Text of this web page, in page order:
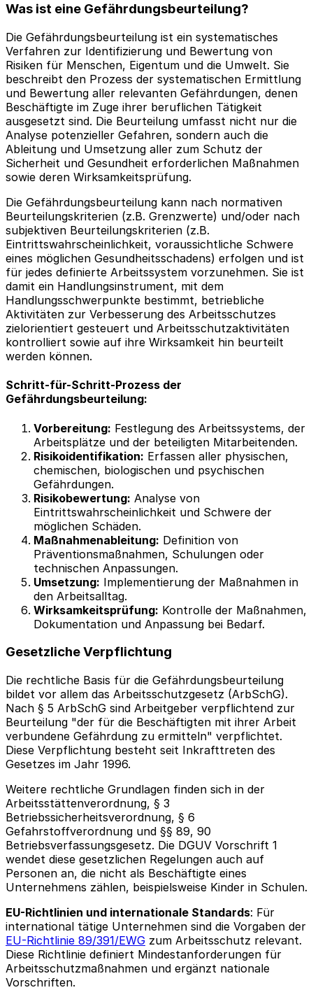
Was ist eine Gefährdungsbeurteilung?
Die Gefährdungsbeurteilung ist ein systematisches
Verfahren zur Identifizierung und Bewertung von
Risiken für Menschen, Eigentum und die Umwelt. Sie
beschreibt den Prozess der systematischen Ermittlung
und Bewertung aller relevanten Gefährdungen, denen
Beschäftigte im Zuge ihrer beruflichen Tätigkeit
ausgesetzt sind. Die Beurteilung umfasst nicht nur die
Analyse potenzieller Gefahren, sondern auch die
Ableitung und Umsetzung aller zum Schutz der
Sicherheit und Gesundheit erforderlichen Maßnahmen
sowie deren Wirksamkeitsprüfung.
Die Gefährdungsbeurteilung kann nach normativen
Beurteilungskriterien (z.B. Grenzwerte) und/oder nach
subjektiven Beurteilungskriterien (z.B.
Eintrittswahrscheinlichkeit, voraussichtliche Schwere
eines möglichen Gesundheitsschadens) erfolgen und ist
für jedes definierte Arbeitssystem vorzunehmen. Sie ist
damit ein Handlungsinstrument, mit dem
Handlungsschwerpunkte bestimmt, betriebliche
Aktivitäten zur Verbesserung des Arbeitsschutzes
zielorientiert gesteuert und Arbeitsschutzaktivitäten
kontrolliert sowie auf ihre Wirksamkeit hin beurteilt
werden können.
Schritt-für-Schritt-Prozess der
Gefährdungsbeurteilung:
Vorbereitung: Festlegung des Arbeitssystems, der
Arbeitsplätze und der beteiligten Mitarbeitenden.
Risikoidentifikation: Erfassen aller physischen,
chemischen, biologischen und psychischen
Gefährdungen.
Risikobewertung: Analyse von
Eintrittswahrscheinlichkeit und Schwere der
möglichen Schäden.
Maßnahmenableitung: Definition von
Präventionsmaßnahmen, Schulungen oder
technischen Anpassungen.
Umsetzung: Implementierung der Maßnahmen in
den Arbeitsalltag.
Wirksamkeitsprüfung: Kontrolle der Maßnahmen,
Dokumentation und Anpassung bei Bedarf.
Gesetzliche Verpflichtung
Die rechtliche Basis für die Gefährdungsbeurteilung
bildet vor allem das Arbeitsschutzgesetz (ArbSchG).
Nach § 5 ArbSchG sind Arbeitgeber verpflichtend zur
Beurteilung "der für die Beschäftigten mit ihrer Arbeit
verbundene Gefährdung zu ermitteln" verpflichtet.
Diese Verpflichtung besteht seit Inkrafttreten des
Gesetzes im Jahr 1996.
Weitere rechtliche Grundlagen finden sich in der
Arbeitsstättenverordnung, § 3
Betriebssicherheitsverordnung, § 6
Gefahrstoffverordnung und §§ 89, 90
Betriebsverfassungsgesetz. Die DGUV Vorschrift 1
wendet diese gesetzlichen Regelungen auch auf
Personen an, die nicht als Beschäftigte eines
Unternehmens zählen, beispielsweise Kinder in Schulen.
EU-Richtlinien und internationale Standards: Für
international tätige Unternehmen sind die Vorgaben der
EU-Richtlinie 89/391/EWG zum Arbeitsschutz relevant.
Diese Richtlinie definiert Mindestanforderungen für
Arbeitsschutzmaßnahmen und ergänzt nationale
Vorschriften.